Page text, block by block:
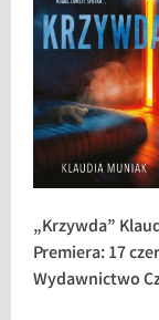
„Krzywda”
Premiera: 17
Wydawnictwo